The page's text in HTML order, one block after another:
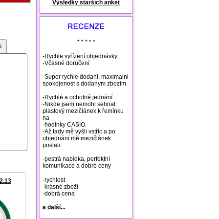
natural remedies rosacea
Výsledky starších anket
* * * * *
-Rychle vyřízení objednávky
-Včasné doručení
-Super rychle dodani, maximalni
spokojenost s dodanym zbozim.
-Rychlé a ochotné jednání.
-Nikde jsem nemohl sehnat
plastový mezičlánek k řemínku
na
-hodinky CASIO.
-Až tady mě vyšli vstříc a po
objednání mě mezičlánek
poslali.
-pestrá nabídka, perfektní
komunikace a dobré ceny
-rychlost
-krásné zboží
-dobrá cena
a další...